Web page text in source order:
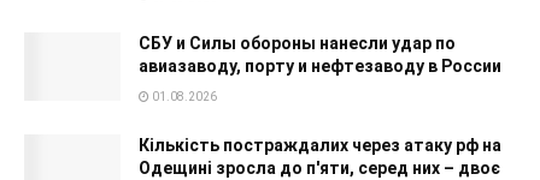
СБУ и Силы обороны нанесли удар по
авиазаводу, порту и нефтезаводу в России
01.08.2026
Кількість постраждалих через атаку рф на
Одещині зросла до п'яти, серед них – двоє